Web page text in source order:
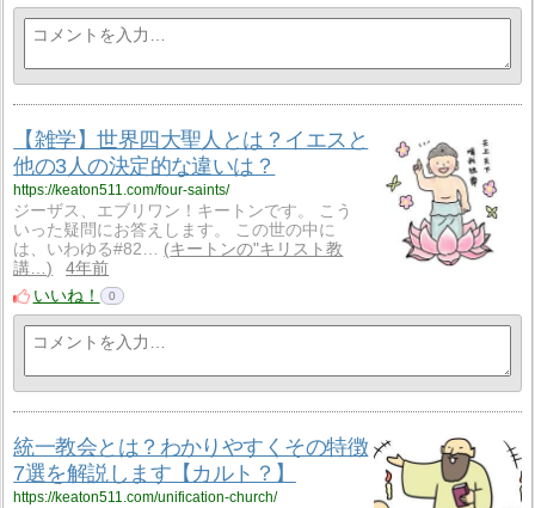
【雑学】世界四大聖人とは？イエスと
他の3人の決定的な違いは？
https://keaton511.com/four-saints/
ジーザス、エブリワン！キートンです。 こう
いった疑問にお答えします。 この世の中に
は、いわゆる#82…
キートンの"キリスト教
講…
4年前
いいね！
0
統一教会とは？わかりやすくその特徴
7選を解説します【カルト？】
https://keaton511.com/unification-church/